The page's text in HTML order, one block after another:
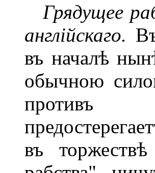
Грядущее
англійскаго.
въ началѣ
обычною
противъ
въ